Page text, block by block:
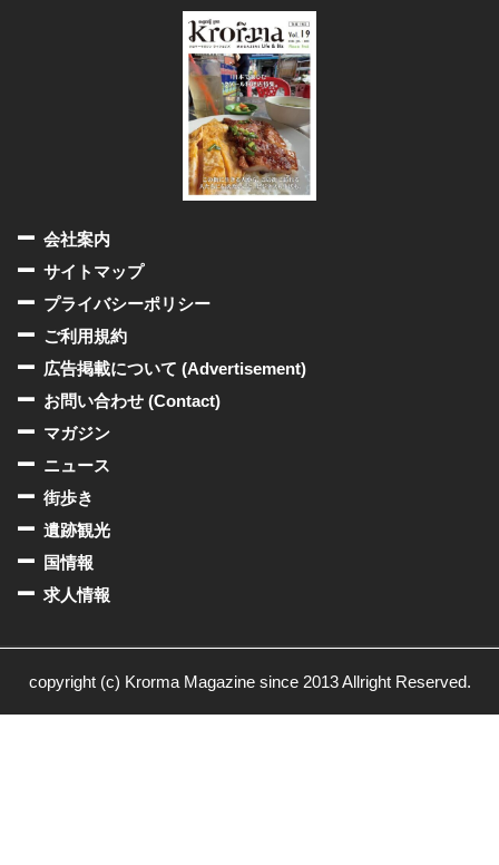
会社案内
サイトマップ
プライバシーポリシー
ご利用規約
広告掲載について (Advertisement)
お問い合わせ (Contact)
マガジン
ニュース
街歩き
遺跡観光
国情報
求人情報
copyright (c) Krorma Magazine since 2013 Allright Reserved.